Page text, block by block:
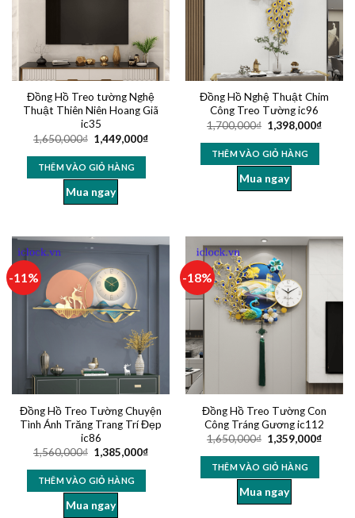
Đồng Hồ Treo tường Nghệ
Thuật Thiên Niên Hoang Giã
ic35
1,650,000₫ 1,449,000₫
THÊM VÀO GIỎ HÀNG
Mua ngay
Đồng Hồ Nghệ Thuật Chim
Công Treo Tường ic96
1,700,000₫ 1,398,000₫
THÊM VÀO GIỎ HÀNG
Mua ngay
-11%
Đồng Hồ Treo Tường Chuyện
Tình Ánh Trăng Trang Trí Đẹp
ic86
1,560,000₫ 1,385,000₫
THÊM VÀO GIỎ HÀNG
Mua ngay
-18%
Đồng Hồ Treo Tường Con
Công Tráng Gương ic112
1,650,000₫ 1,359,000₫
THÊM VÀO GIỎ HÀNG
Mua ngay